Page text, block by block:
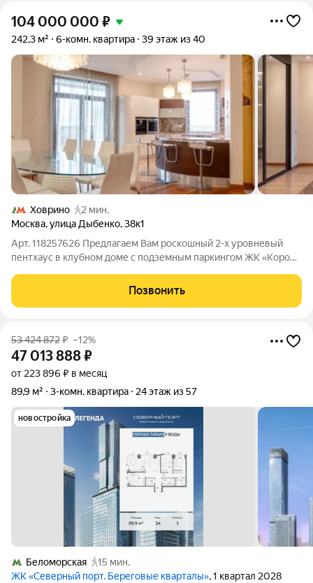
104 000 000 ₽
242,3 м² 6-комн. квартира 39 этаж из 40
Ховрино
2 мин.
Москва,улица Дыбенко,38к1
Арт. 118257626 Предлагаем Вам роскошный 2-х уровневый
пентхаус в клубном доме с подземным паркингом ЖК «Корона
удобно расположенные машино-места в подземном паркинге
на -1 уровне + Дровяной камин
Позвонить
53 424 872₽ –12%
47 013 888₽
от 223 896 ₽ в месяц
89,9 м²
3-комн. квартира 24 этаж из 57
новостройка
Беломорская
15 мин.
ЖК «Северный порт. Береговые кварталы», 1 квартал 2028